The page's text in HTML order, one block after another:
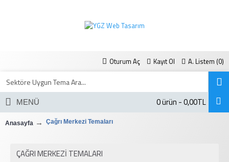
0 ürün - 0,00TL
Oturum Aç Kayıt Ol A. Listem (0)
MENÜ
Anasayfa Çağrı Merkezi Temaları
ÇAĞRI MERKEZI TEMALARI